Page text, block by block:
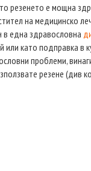
резенето е мощна
на медицинско
една здравословна
или като подправка в
проблеми,
резене (див